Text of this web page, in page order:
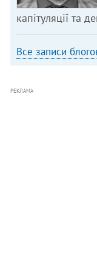
капітуляції та
Все записи
РЕКЛАМА